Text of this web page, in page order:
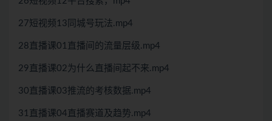
27短视频13同城号玩法.mp4
28直播课01直播间的流量层级.mp4
29直播课02为什么直播间起不来.mp4
30直播课03推流的考核数据.mp4
31直播课04直播赛道及趋势.mp4